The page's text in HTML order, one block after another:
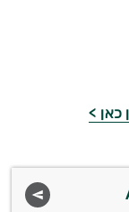
כאן >